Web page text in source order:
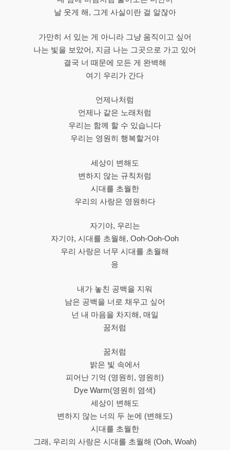
날 웃게 해, 그게 사실이란 걸 알잖아
가만히 서 있는 게 아니라 그냥 움직이고 싶어
나는 빛을 보았어, 지금 나는 그곳으로 가고 있어
결국 너 때문에 모든 게 완벽해
여기 우리가 간다
언제나처럼
언제나 같은 노래처럼
우리는 함께 할 수 있습니다
우리는 영원히 행복할거야
세상이 변해도
변하지 않는 규칙처럼
시대를 초월한
우리의 사랑은 영원하다
자기야, 우리는
자기야, 시대를 초월해, Ooh-Ooh-Ooh
우리 사랑은 너무 시대를 초월해
응
내가 놓친 공백을 지워
남은 공백을 너로 채우고 싶어
넌 내 마음을 차지해, 매일
꿈처럼
꿈처럼
밝은 빛 속에서
피어난 기억 (영원히, 영원히)
Dye Warm(영원히 염색)
세상이 변해도
변하지 않는 너의 두 눈에 (변해도)
시대를 초월한
그래, 우리의 사랑은 시대를 초월해 (Ooh, Woah)